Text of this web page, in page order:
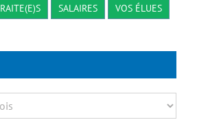
SALAIRES VOS ÉLUES